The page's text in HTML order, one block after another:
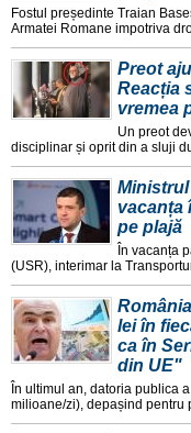
Fostul președinte Traian
Armatei Romane impotriva
Preot
Reacția
vremea
Un preot
disciplinar și oprit din a sluji
vacanța
pe plajă
În vacanța
(USR), interimar la
lei în
ca în
din UE"
În ultimul an, datoria publica
milioane/zi), depașind pentru